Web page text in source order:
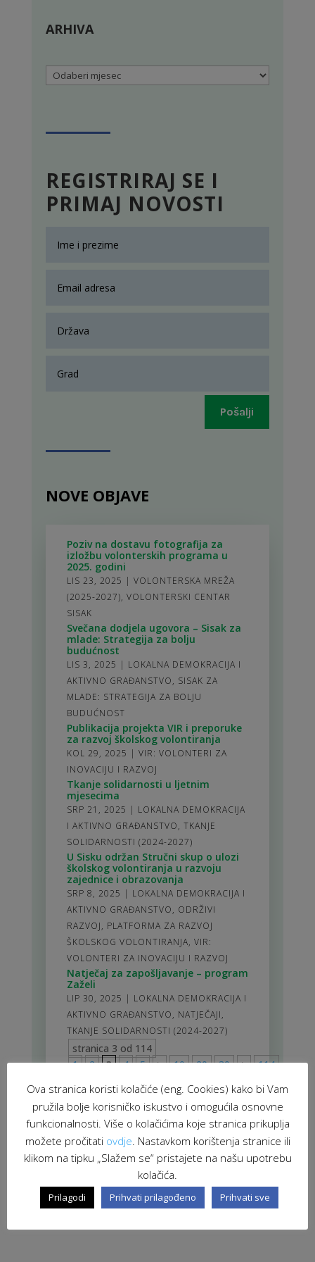
ARHIVA
Arhiva
REGISTRIRAJ SE I
PRIMAJ NOVOSTI
Pošalji
NOVE OBJAVE
Poziv na dostavu fotografija za
izložbu volonterskih programa u
2025. godini
LIS 23, 2025 | VOLONTERSKA MREŽA
(2025-2027), VOLONTERSKI CENTAR
SISAK
Svečana dodjela ugovora – Sisak za
mlade: Strategija za bolju
budućnost
LIS 3, 2025 | LOKALNA DEMOKRACIJA I
AKTIVNO GRAĐANSTVO, SISAK ZA
MLADE: STRATEGIJA ZA BOLJU
BUDUĆNOST
Publikacija projekta VIR i preporuke
za razvoj školskog volontiranja
KOL 29, 2025 | VIR: VOLONTERI ZA
INOVACIJU I RAZVOJ
Tkanje solidarnosti u ljetnim
mjesecima
SRP 21, 2025 | LOKALNA DEMOKRACIJA
I AKTIVNO GRAĐANSTVO, TKANJE
SOLIDARNOSTI (2024-2027)
U Sisku održan Stručni skup o ulozi
školskog volontiranja u razvoju
zajednice i obrazovanja
SRP 8, 2025 | LOKALNA DEMOKRACIJA I
AKTIVNO GRAĐANSTVO, ODRŽIVI
RAZVOJ, PLATFORMA ZA RAZVOJ
ŠKOLSKOG VOLONTIRANJA, VIR:
VOLONTERI ZA INOVACIJU I RAZVOJ
Natječaj za zapošljavanje – program
Zaželi
LIP 30, 2025 | LOKALNA DEMOKRACIJA I
AKTIVNO GRAĐANSTVO, NATJEČAJI,
TKANJE SOLIDARNOSTI (2024-2027)
stranica 3 od 114
1
2 3 4 5 > 10 20 30 > 114
Ova stranica koristi kolačiće (eng. Cookies) kako bi Vam
pružila bolje korisničko iskustvo i omogućila osnovne
funkcionalnosti. Više o kolačićima koje stranica prikuplja
možete pročitati ovdje . Nastavkom korištenja stranice ili
klikom na tipku „Slažem se“ pristajete na našu upotrebu
kolačića.
Prilagodi Prihvati prilagođeno Prihvati sve